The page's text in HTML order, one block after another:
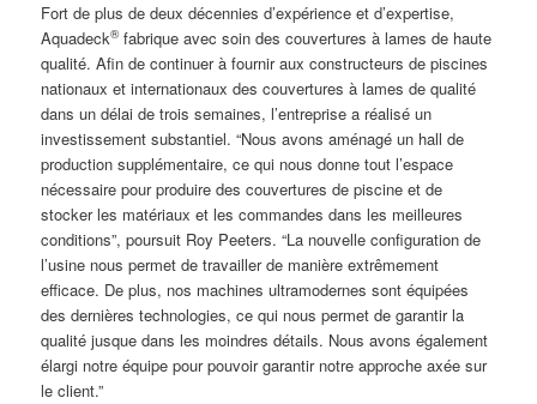
Fort de plus de deux décennies d’expérience et d’expertise,
Aquadeck®fabrique avec soin des couvertures à lames de haute
qualité. Afin de continuer à fournir aux constructeurs de piscines
nationaux et internationaux des couvertures à lames de qualité
dans un délai de trois semaines, l’entreprise a réalisé un
investissement substantiel. “Nous avons aménagé un hall de
production supplémentaire, ce qui nous donne tout l’espace
nécessaire pour produire des couvertures de piscine et de
stocker les matériaux et les commandes dans les meilleures
conditions”, poursuit Roy Peeters. “La nouvelle configuration de
l’usine nous permet de travailler de manière extrêmement
efficace. De plus, nos machines ultramodernes sont équipées
des dernières technologies, ce qui nous permet de garantir la
qualité jusque dans les moindres détails. Nous avons également
élargi notre équipe pour pouvoir garantir notre approche axée sur
le client.”